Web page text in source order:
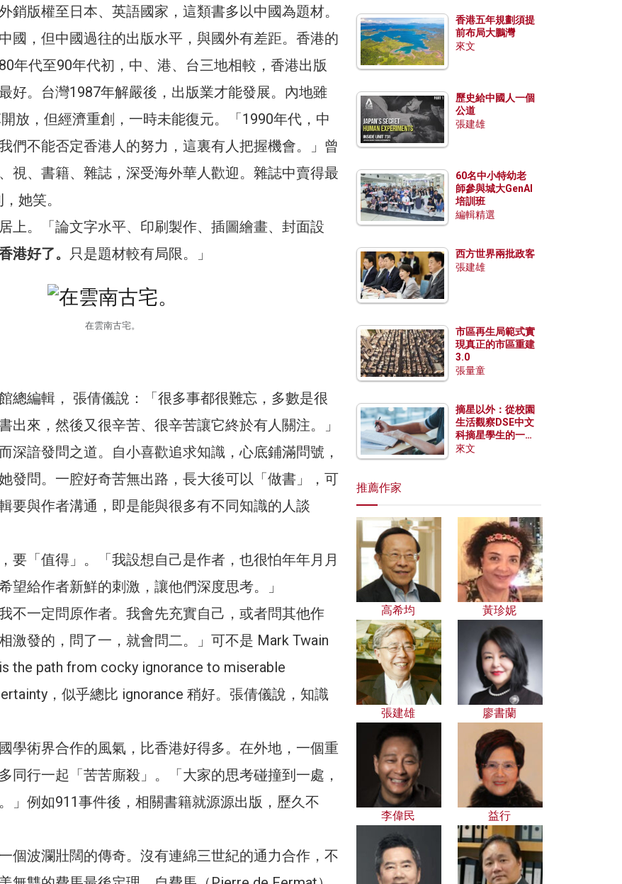
銷版權至日本、英語國家，這類書多以中國為題材。
國，但中國過往的出版水平，與國外有差距。香港的
年代至90年代初，中、港、台三地相較，香港出版
好。台灣1987年解嚴後，出版業才能發展。內地雖
放，但經濟重創，一時未能復元。「1990年代，中
們不能否定香港人的努力，這裏有人把握機會。」曾
視、書籍、雜誌，深受海外華人歡迎。雜誌中賣得最
她笑。
上。「論文字水平、印刷製作、插圖繪畫、封面設
港好了。 只是題材較有局限。」
在雲南古宅。
總編輯， 張倩儀說：「很多事都很難忘，多數是很
出來，然後又很辛苦、很辛苦讓它終於有人關注。」
深諳發問之道。自小喜歡追求知識，心底鋪滿問號，
發問。一腔好奇苦無出路，長大後可以「做書」，可
要與作者溝通，即是能與很多有不同知識的人談
要「值得」。「我設想自己是作者，也很怕年年月月
望給作者新鮮的刺激，讓他們深度思考。」
不一定問原作者。我會先充實自己，或者問其他作
激發的，問了一，就會問二。」可不是 Mark Twain
the path from cocky ignorance to miserable
，似乎總比 ignorance 稍好。張倩儀說，知識
學術界合作的風氣，比香港好得多。在外地，一個重
同行一起「苦苦廝殺」。「大家的思考碰撞到一處，
」例如911事件後，相關書籍就源源出版，歷久不
個波瀾壯闊的傳奇。沒有連綿三世紀的通力合作，不
香港五年規劃須提
前布局大鵬灣
來文
歷史給中國人一個
公道
張建雄
60名中小特幼老
師參與城大GenAI
培訓班
編輯精選
西方世界兩批政客
張建雄
市區再生局範式實
現真正的市區重建
3.0
張量童
摘星以外：從校園
生活觀察DSE中文
科摘星學生的一點
特質
來文
推薦作家
高希均 黃珍妮
張建雄 廖書蘭
李偉民 益行